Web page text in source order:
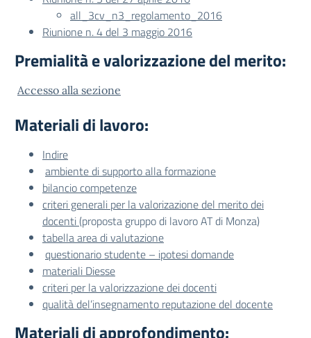
all_3cv_n3_regolamento_2016
Riunione n. 4 del 3 maggio 2016
Premialità e valorizzazione del merito:
Accesso alla sezione
Materiali di lavoro:
Indire
ambiente di supporto alla formazione
bilancio competenze
criteri generali per la valorizazione del merito dei
docenti (proposta gruppo di lavoro AT di Monza)
tabella area di valutazione
questionario studente – ipotesi domande
materiali Diesse
criteri per la valorizzazione dei docenti
qualità del’insegnamento reputazione del docente
Materiali di approfondimento: